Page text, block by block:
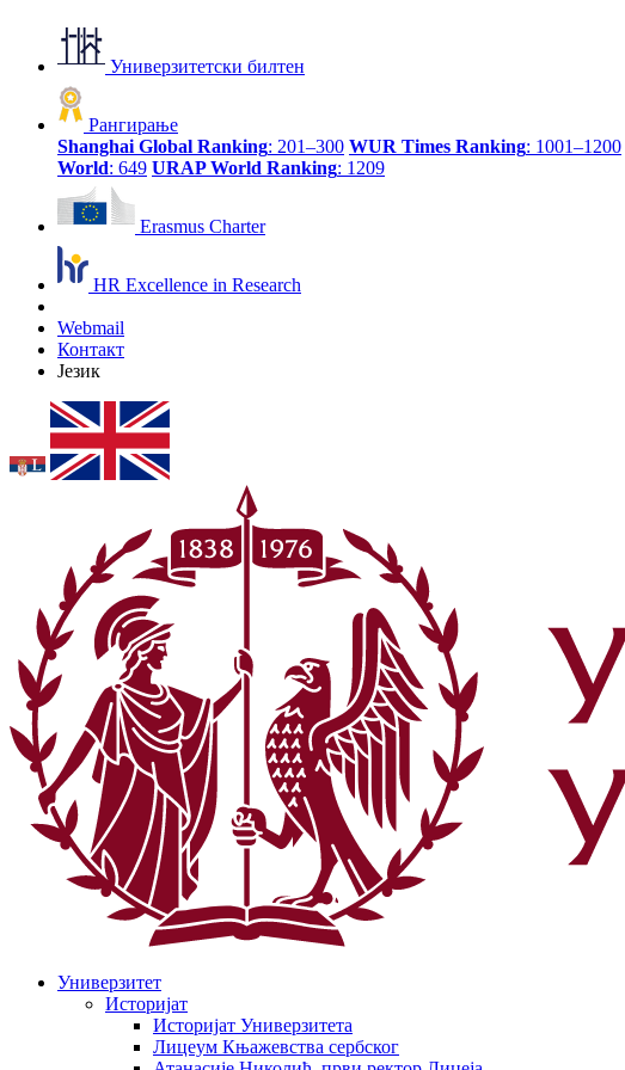
Универзитетски билтен
Рангирање
Shanghai Global Ranking: 201–300 WUR Times Ranking: 1001–1200
World: 649 URAP World Ranking: 1209
Erasmus Charter
HR Excellence in Research
Webmail
Контакт
Језик
Универзитет
Историјат
Историјат Универзитета
Лицеум Књажевства сербског